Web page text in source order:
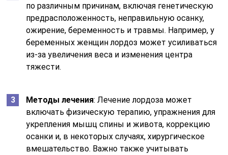
по различным причинам, включая генетическую
предрасположенность, неправильную осанку,
ожирение, беременность и травмы. Например, у
беременных женщин лордоз может усиливаться
из-за увеличения веса и изменения центра
тяжести.
Методы лечения: Лечение лордоза может
включать физическую терапию, упражнения для
укрепления мышц спины и живота, коррекцию
осанки и, в некоторых случаях, хирургическое
вмешательство. Важно также учитывать